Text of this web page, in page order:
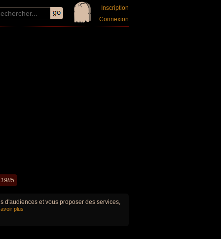
Inscription
Connexion
d'audiences et vous proposer des services,
plus